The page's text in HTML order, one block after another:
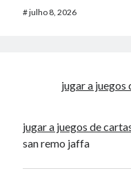
#julho 8, 2026
jugar a juegos
jugar a juegos de
san remo jaffa